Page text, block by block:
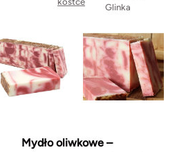
Glinka
Mydło oliwkowe –